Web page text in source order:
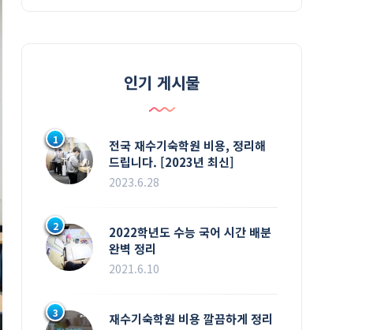
인기 게시물
1
전국 재수기숙학원 비용, 정리해
드립니다. [2023년 최신]
2023.6.28
2
2022학년도 수능 국어 시간 배분
완벽 정리
2021.6.10
3 재수기숙학원 비용 깔끔하게 정리